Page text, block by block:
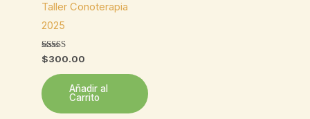
Taller Conoterapia
2025
Valorado
con
5.00
de 5
$300.00
Añadir al
Carrito